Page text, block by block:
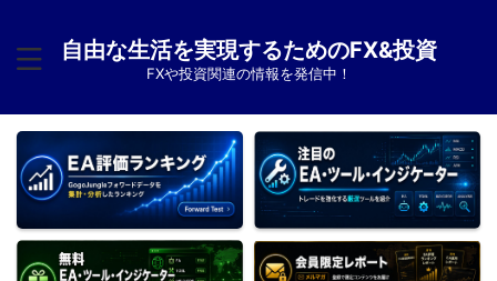
自由な生活を実現するためのFX&投資
FXや投資関連の情報を発信中！